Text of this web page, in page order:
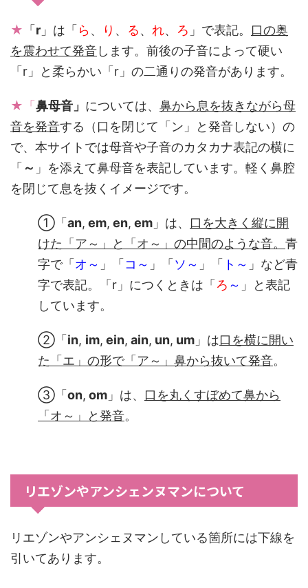
★ 「 r 」は「 ら、 り 、 る、 れ、 ろ 」で表記。 口の奥
を震わせて発音します。前後の子音によって硬い
「r」と柔らかい「r」の二通りの発音があります。
★「 鼻母音」 については、 鼻から息を抜きながら母
音を発音する（口を閉じて「ン」と発音しない）の
で、本サイトでは母音や子音のカタカナ表記の横に
「 ～ 」を添えて鼻母音を表記しています。軽く鼻腔
を閉じて息を抜くイメージです。
①「 an, em, en, em 」は、 口を大きく縦に開
けた「ア～」と「オ～」の中間のような音。 青
字で「 オ～ 」「 コ～ 」「 ソ～ 」「 ト～ 」など青
字で表記。「r」につくときは「 ろ ～ 」と表記
しています。
②「 in, im, ein, ain, un, um 」は口を横に開い
た「エ」の形で「ア～」鼻から抜いて発音。
③「 on, om 」は、 口を丸くすぼめて鼻から
「オ～ 」と発音。
リエゾンやアンシェンヌマンについて
リエゾンやアンシェヌマンしている箇所には下線を
引いてあります。